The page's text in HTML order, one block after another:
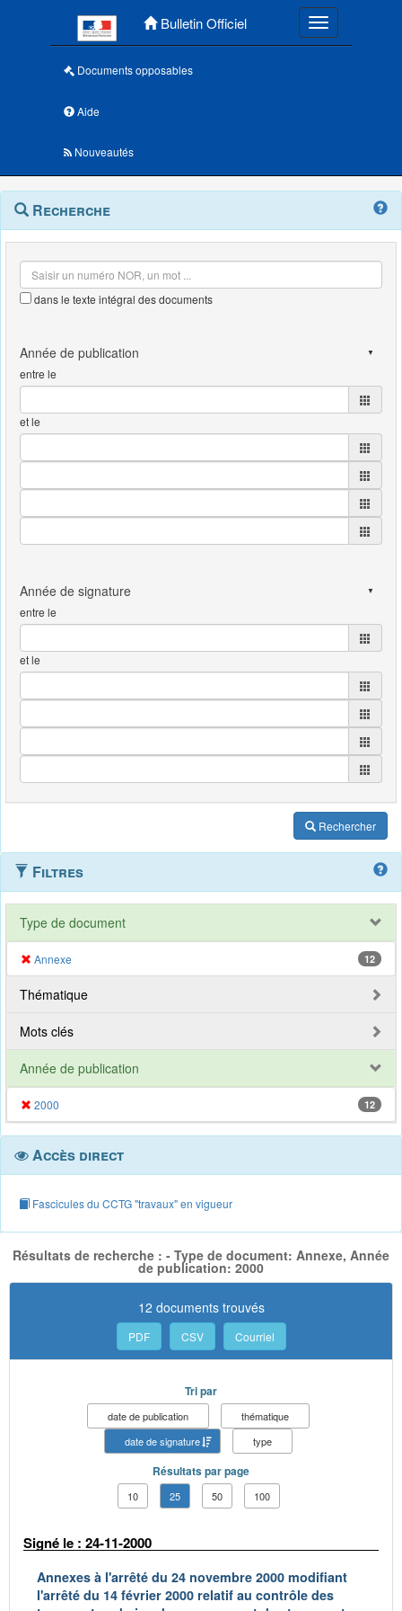
Bulletin Officiel Toggle
Documents opposables
Aide
Nouveautés
Navigation
outils
Menu
contextuel
Recherche
dans le texte intégral des documents
entre le
et le
entre le
et le
Rechercher
Filtres
Type de document
Annexe 12
Thématique
Mots clés
Année de publication
2000 12
Accès direct
Fascicules du CCTG "travaux" en vigueur
Résultats de recherche : - Type de document: Annexe, Année
de publication: 2000
12 documents trouvés
PDF CSV Courriel
Tri par
date de publication
thématique
date de signature
type
Résultats par page
10 25 50 100
Signé le : 24-11-2000
Annexes à l'arrêté du 24 novembre 2000 modifiant
l'arrêté du 14 février 2000 relatif au contrôle des